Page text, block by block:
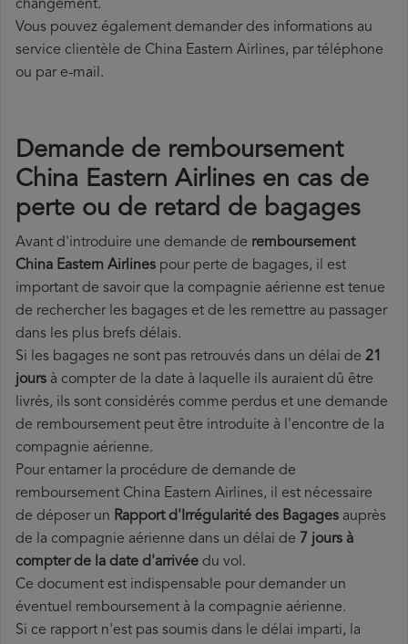
changement.
Vous pouvez également demander des informations au
service clientèle de China Eastern Airlines, par téléphone
ou par e-mail.
Demande de remboursement
China Eastern Airlines en cas de
perte ou de retard de bagages
Avant d'introduire une demande de remboursement
China Eastern Airlines pour perte de bagages, il est
important de savoir que la compagnie aérienne est tenue
de rechercher les bagages et de les remettre au passager
dans les plus brefs délais.
Si les bagages ne sont pas retrouvés dans un délai de 21
jours à compter de la date à laquelle ils auraient dû être
livrés, ils sont considérés comme perdus et une demande
de remboursement peut être introduite à l'encontre de la
compagnie aérienne.
Pour entamer la procédure de demande de
remboursement China Eastern Airlines, il est nécessaire
de déposer un Rapport d'Irrégularité des Bagages auprès
de la compagnie aérienne dans un délai de 7 jours à
compter de la date d'arrivée du vol.
Ce document est indispensable pour demander un
éventuel remboursement à la compagnie aérienne.
Si ce rapport n'est pas soumis dans le délai imparti, la